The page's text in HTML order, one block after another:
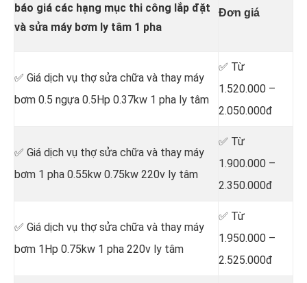
báo giá các hạng mục thi công lắp đặt
và sửa máy bơm ly tâm 1 pha
Đơn giá
✅ Giá dịch vụ thợ sửa chữa và thay máy
bơm 0.5 ngựa 0.5Hp 0.37kw 1 pha ly tâm
✅ Từ
1.520.000 –
2.050.000đ
✅ Giá dịch vụ thợ sửa chữa và thay máy
bơm 1 pha 0.55kw 0.75kw 220v ly tâm
✅ Từ
1.900.000 –
2.350.000đ
✅ Giá dịch vụ thợ sửa chữa và thay máy
bơm 1Hp 0.75kw 1 pha 220v ly tâm
✅ Từ
1.950.000 –
2.525.000đ